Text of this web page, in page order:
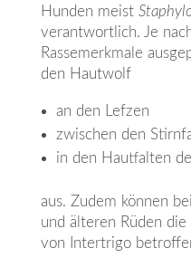
Hunden meist
verantwortlich. Je
Rassemerkmale
den Hautwolf
an den Lefzen
zwischen den
in den Hautfalten
aus. Zudem können
und älteren Rüden
von Intertrigo